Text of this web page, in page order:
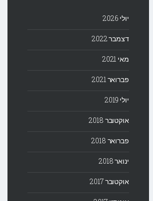
יולי 2026
דצמבר 2022
מאי 2021
פברואר 2021
יולי 2019
אוקטובר 2018
פברואר 2018
ינואר 2018
אוקטובר 2017